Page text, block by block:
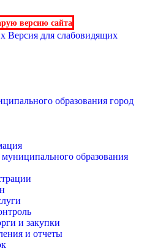
версию сайта
Версия для слабовидящих
образования город
образования
и закупки
и отчеты